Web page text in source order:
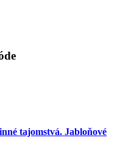
tajomstvá. Jabloňové